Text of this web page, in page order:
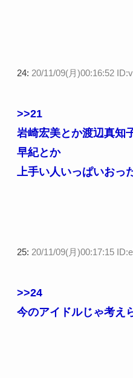
24: 20/11/09(月)00:16:52
>>21
岩崎宏美とか渡辺真知
早紀とか
上手い人いっぱいおっ
25: 20/11/09(月)00:17:15
>>24
今のアイドルじゃ考え